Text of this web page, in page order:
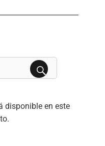
disponible en este